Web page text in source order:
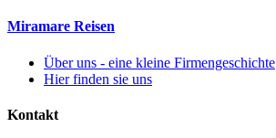
Miramare Reisen
Über uns - eine kleine Firmengeschichte
Hier finden sie uns
Kontakt